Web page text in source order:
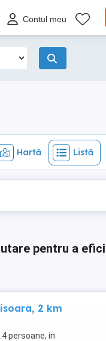
Contul meu
Hartă Listă
Hartă Listă
pentru a
2 km
persoane, in